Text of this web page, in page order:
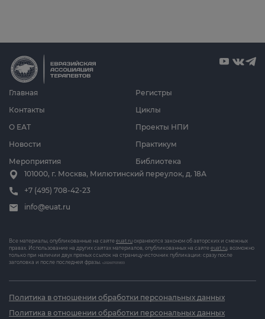
Главная
О ЕАТ
Новости
Мероприятия
Циклы
Проекты НПИ
Практикум
Библиотека
Регистры
Контакты
101000, г. Москва, Милютинский переулок, д. 18А
+7 (495) 708-42-23
info@euat.ru
Все материалы, опубликованные на сайте euat.ru охраняются законом об авторских и смежных
правах. Использование на других сайтах материалов, опубликованных на сайте euat.ru, возможно
только при наличии двух прямых ссылок на страницу-источник публикации: сразу после
заголовка и после последней фразы. v202607031833
Политика в отношении обработки персональных данных
Политика в отношении обработки персональных данных